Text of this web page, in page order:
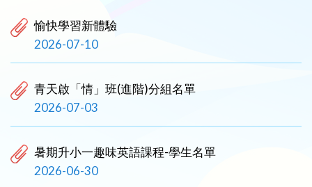
愉快學習新體驗
2026-07-10
青天啟「情」班(進階)分組名單
2026-07-03
暑期升小一趣味英語課程-學生名單
2026-06-30